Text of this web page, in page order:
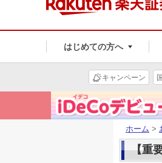
はじめての方へ
キャンペーン
ホーム >
【重